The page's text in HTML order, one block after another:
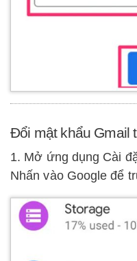
Đổi mật khẩu Gmail
1. Mở ứng dụng Cài
Nhấn vào Google để